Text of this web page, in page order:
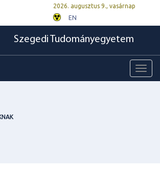
2026. augusztus 9., vasárnap
EN
Szegedi Tudományegyetem